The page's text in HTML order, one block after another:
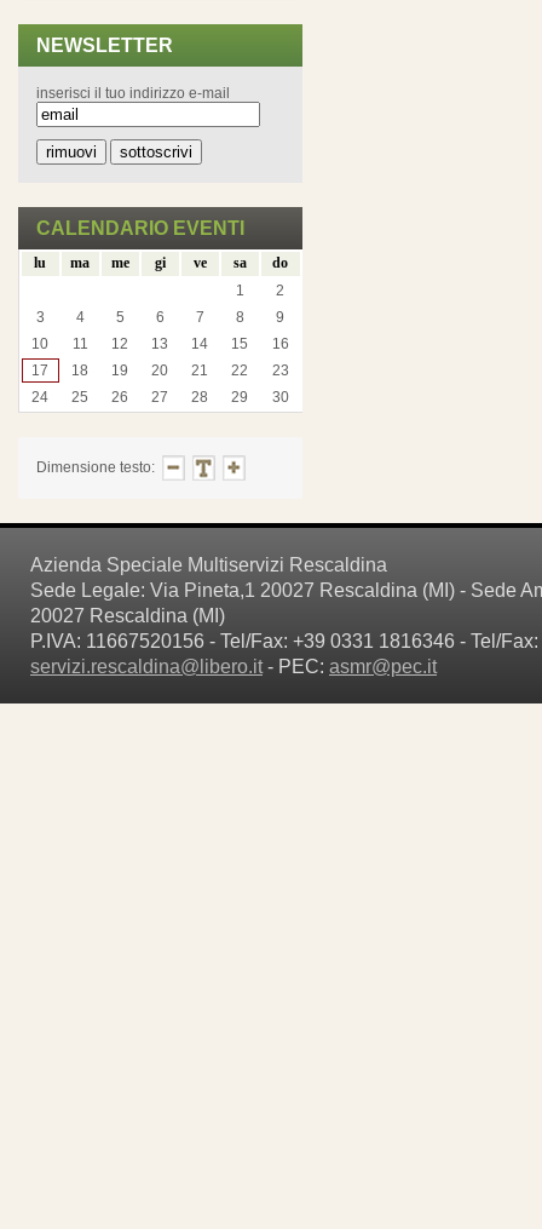
NEWSLETTER
inserisci il tuo indirizzo e-mail
CALENDARIO EVENTI
lu ma me gi ve sa
do
1
2
3
4 5 6 7 8
9
10
11 12 13 14 15
16
17
18 19 20 21 22
23
24
25 26 27 28 29 30
Dimensione testo:
Azienda Speciale Multiservizi Rescaldina
Sede Legale: Via Pineta,1 20027 Rescaldina (MI) - Sede
20027 Rescaldina (MI)
P.IVA: 11667520156 - Tel/Fax: +39 0331 1816346 - Tel/
servizi.rescaldina@libero.it- PEC: asmr@pec.it